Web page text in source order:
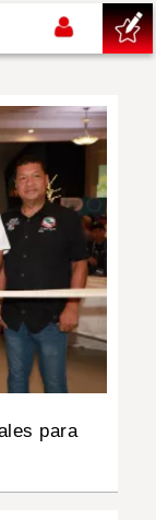
para